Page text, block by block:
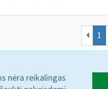
1
nėra reikalingas